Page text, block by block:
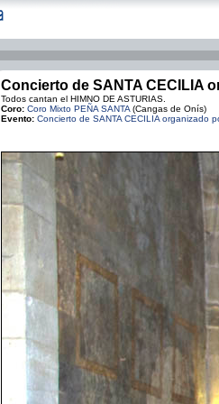
Concierto de SANTA CECILIA
Todos cantan el HIMNO DE ASTURIAS.
Coro: Coro Mixto PEÑA SANTA (Cangas de Onís)
Evento: Concierto de SANTA CECILIA organizado